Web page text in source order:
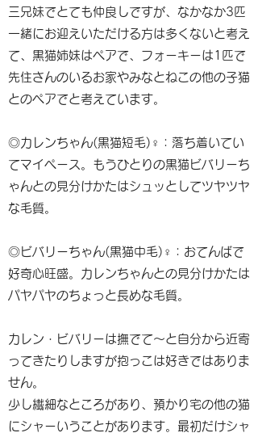
三兄妹でとても仲良しですが、なかなか3匹
一緒にお迎えいただける方は多くないと考え
て、黒猫姉妹はペアで、フォーキーは1匹で
先住さんのいるお家やみなとねこの他の子猫
とのペアでと考えています。
◎カレンちゃん(黒猫短毛)♀：落ち着いてい
てマイペース。もうひとりの黒猫ビバリーち
ゃんとの見分けかたはシュッとしてツヤツヤ
な毛質。
◎ビバリーちゃん(黒猫中毛)♀：おてんばで
好奇心旺盛。カレンちゃんとの見分けかたは
パヤパヤのちょっと長めな毛質。
カレン・ビバリーは撫でて〜と自分から近寄
ってきたりしますが抱っこは好きではありま
せん。
少し繊細なところがあり、預かり宅の他の猫
にシャーいうことがあります。最初だけシャ